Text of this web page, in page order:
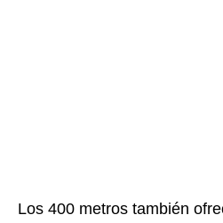
Los 400 metros también